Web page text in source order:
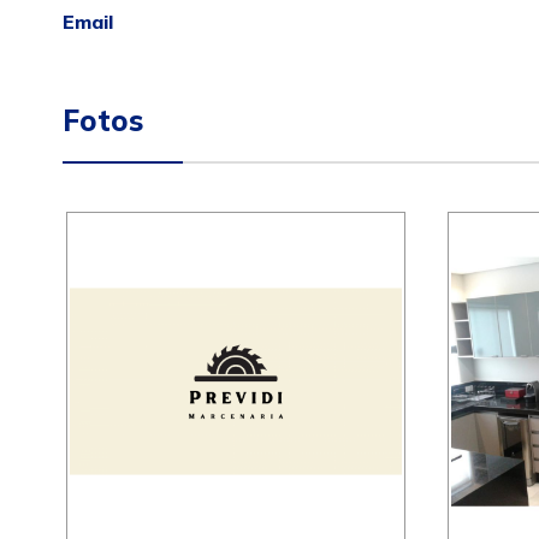
Email
Fotos